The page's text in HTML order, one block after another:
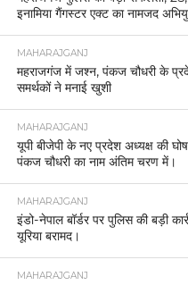
इनामिया गैंगस्टर एक्ट का नामजद
MAHARAJGANJ
महराजगंज में जश्न, पंकज चौधरी के
समर्थकों ने मनाई खुशी
MAHARAJGANJ
यूपी बीजेपी के नए प्रदेश अध्यक्ष की
पंकज चौधरी का नाम अंतिम चरण में।
MAHARAJGANJ
इंडो-नेपाल बॉर्डर पर पुलिस की बड़ी
यूरिया बरामद।
MAHARAJGANJ